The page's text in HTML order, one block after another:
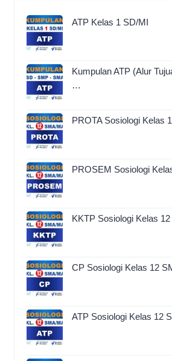
ATP Kelas 1 SD/MI
Kumpulan ATP (Alur
…
PROTA Sosiologi Kelas
PROSEM Sosiologi
KKTP Sosiologi Kelas
CP Sosiologi Kelas 12
ATP Sosiologi Kelas 12